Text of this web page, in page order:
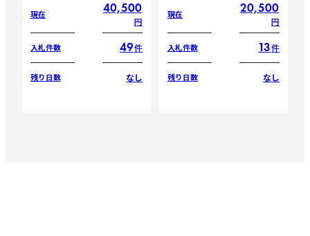
現在 40,500
円
入札件数 49件
残り日数 なし
現在 20,500
円
入札件数 13件
残り日数 なし